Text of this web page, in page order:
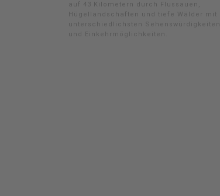
auf 43 Kilometern durch Flussauen,
Hügellandschaften und tiefe Wälder mit
unterschiedlichsten Sehenswürdigkeiten
und Einkehrmöglichkeiten.